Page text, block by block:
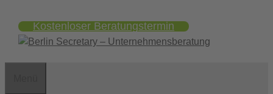
Inhalt
springen
Kostenloser Beratungstermin